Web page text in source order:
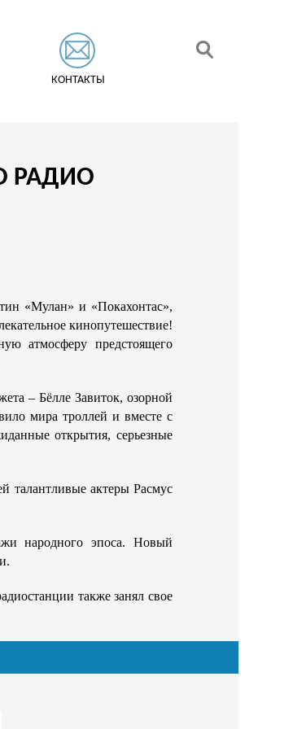
КОНТАКТЫ
РАДИО
«Мулан» и «Покахонтас»,
кинопутешествие!
атмосферу предстоящего
– Бёлле Завиток, озорной
мира троллей и вместе с
открытия, серьезные
талантливые актеры Расмус
народного эпоса. Новый
также занял свое